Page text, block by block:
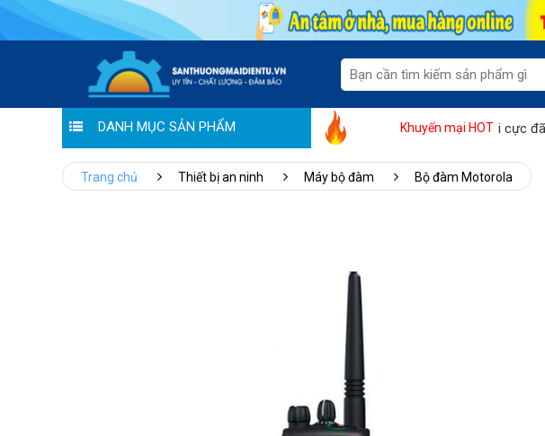
DANH MỤC SẢN PHẨM Khuyến mại HOT
Bùng nổ ưu đãi: "Chào hè rộn rã - khuyến mãi cực đã"
Trang chủ Thiết bị an ninh Máy bộ đàm Bộ đàm Motorola